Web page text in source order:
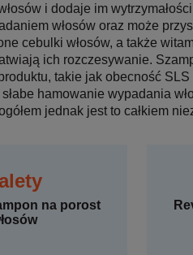
i dodaje im
włosów oraz może
cebulki włosów, a także
ich rozczesywanie.
takie jak obecność
hamowanie wypadania
jednak jest to całkiem
na porost